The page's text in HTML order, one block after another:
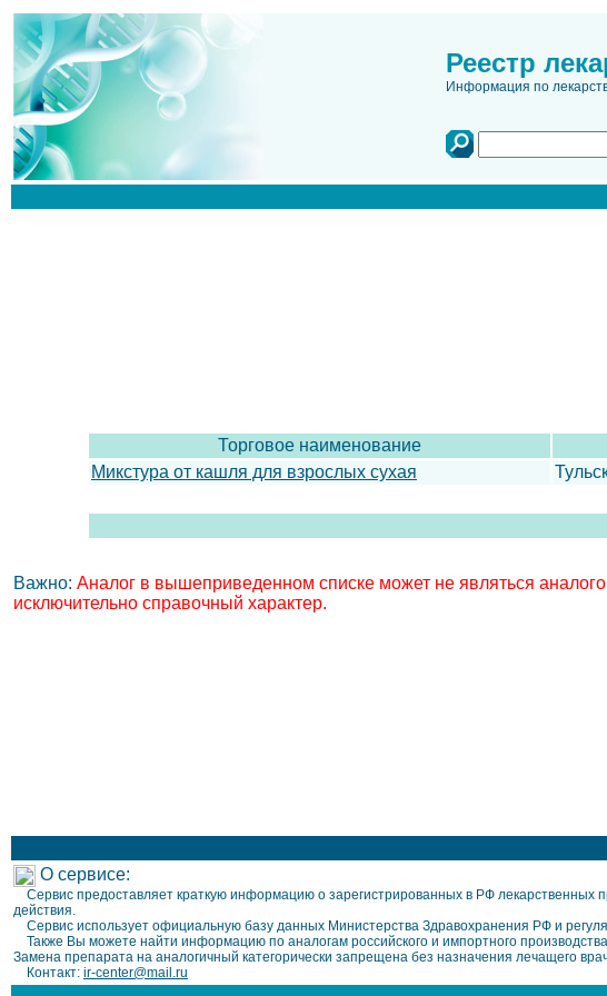
Реестр
Информация по
Торговое наименование
Микстура от кашля для взрослых сухая
Важно: Аналог в вышеприведенном списке может не являться
исключительно справочный характер.
О сервисе:
Сервис предоставляет краткую информацию о зарегистрированных в РФ лекарственных
действия.
Сервис использует официальную базу данных Министерства Здравохранения РФ и
Также Вы можете найти информацию по аналогам российского и импортного
Замена препарата на аналогичный категорически запрещена без назначения лечащего
Контакт: ir-center@mail.ru